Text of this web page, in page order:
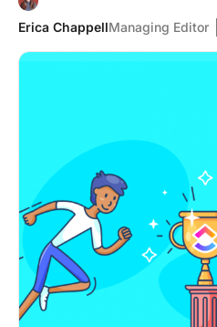
Erica ChappellManaging Editor